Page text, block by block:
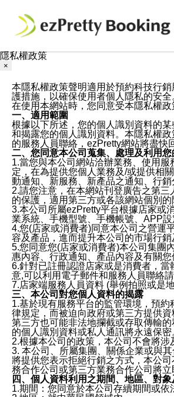
隱私權政策
×
本隱私權政策聲明適用於預約科技行
護措施，以確保使用者個人隱私的安全
在使用本網站時，您同意受本隱私權
一、適用範圍
根據以下所述，您的個人識別資料的
和揭露您的個人識別資料。本隱私權
的服務人員聯絡，ezPretty網站將盡快
二、您同意本公司蒐集、處理及利用
1.當您與本公司網站洽辦業務、使用
定，在為提供您個人業務及/或提供相
動通知、新服務、新產品之通知、行
2.請您注意，在本網站刊登廣告之第
的保護，適用第三方或各該網站個別
3.本公司所屬ezPretty平台根據店家或
業系統、手機型號、手機帳號、APP
4.您(店家或消費者)同意本公司之營運
容及產品，進而提升本公司的市場行
5.您同意您(店家或消費者)本公司集團
惠內容、行政通知、產品內容及有關
6.針對已註冊認證店家或是消費者，
意,可以利用電子郵件和服務人員聯絡請
7.店家端服務人員資料 (舉例拍照或是
三、本公司對您個人資料的揭露
1.基於現有服務平台的監管環境，預
律規定，而被迫向政府或第三方提供資
第三方也可能非法地攔截或存取傳輸
的個人識別資料或私人通訊將永遠保密
2.根據本公司的政策，本公司不會將涉
3. 本公司、所屬集團、關係企業或與
將提供您表示拒絕行銷之方式，本公
務合作公司或第三方業務合作公司將立
四、個人資料利用之期間、地區、對
1.期間：您同意於本公司存續期間或